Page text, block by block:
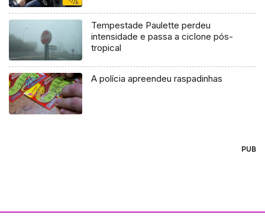
Tempestade Paulette perdeu
intensidade e passa a ciclone pós-
tropical
A polícia apreendeu raspadinhas
PUB